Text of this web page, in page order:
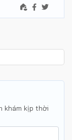
khám kịp thời